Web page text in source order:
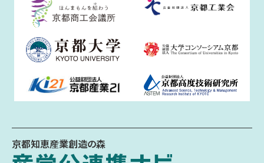
京都知恵産業創造の森